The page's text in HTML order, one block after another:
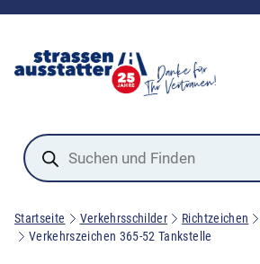
Products
search
Startseite Verkehrsschilder Richtzeichen
Verkehrszeichen 365-52 Tankstelle